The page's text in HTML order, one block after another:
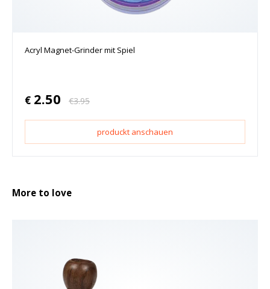
Acryl Magnet-Grinder mit Spiel
€ 2.50 €3.95
produckt anschauen
More to love